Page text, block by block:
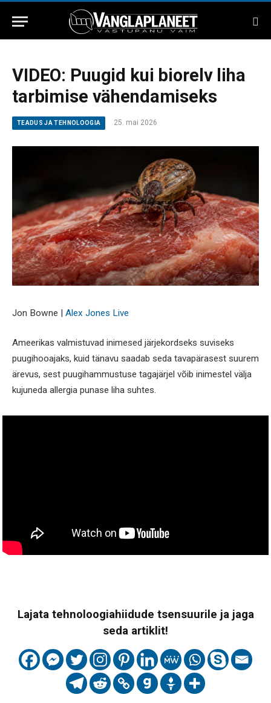
VIDEO: Puugid kui biorelv liha
tarbimise vähendamiseks
TEADUS JA TEHNOLOOGIA 25. mai 2026
Jon Bowne | Alex Jones Live
Ameerikas valmistuvad inimesed järjekordseks suviseks
puugihooajaks, kuid tänavu saadab seda tavapärasest suurem
ärevus, sest puugihammustuse tagajärjel võib inimestel välja
kujuneda allergia punase liha suhtes.
Lajata tehnoloogiahiidude tsensuurile ja jaga
seda artiklit!